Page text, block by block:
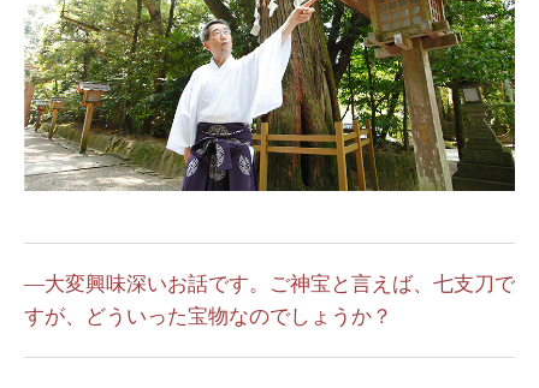
―大変興味深いお話です。ご神宝と言えば、七支刀で
すが、どういった宝物なのでしょうか？